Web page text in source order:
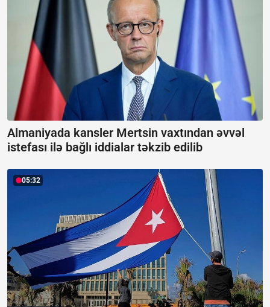
Almaniyada kansler Mertsin vaxtından əvvəl
istefası ilə bağlı iddialar təkzib edilib
05:32